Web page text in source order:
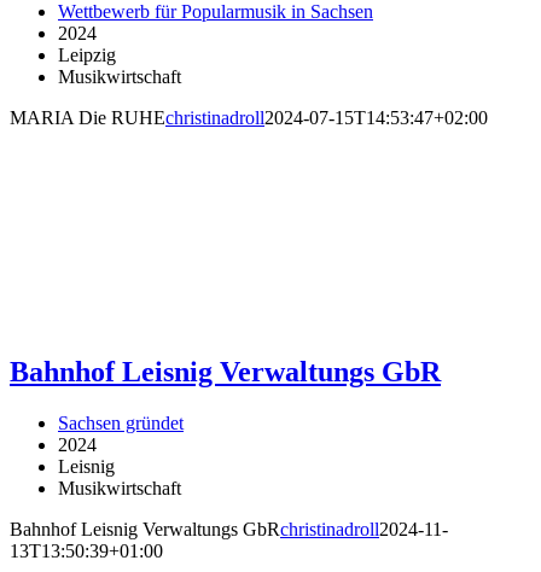
Wettbewerb für Popularmusik in Sachsen
2024
Leipzig
Musikwirtschaft
MARIA Die RUHEchristinadroll2024-07-15T14:53:47+02:00
Bahnhof Leisnig Verwaltungs GbR
Sachsen gründet
2024
Leisnig
Musikwirtschaft
Bahnhof Leisnig Verwaltungs GbRchristinadroll2024-11-
13T13:50:39+01:00